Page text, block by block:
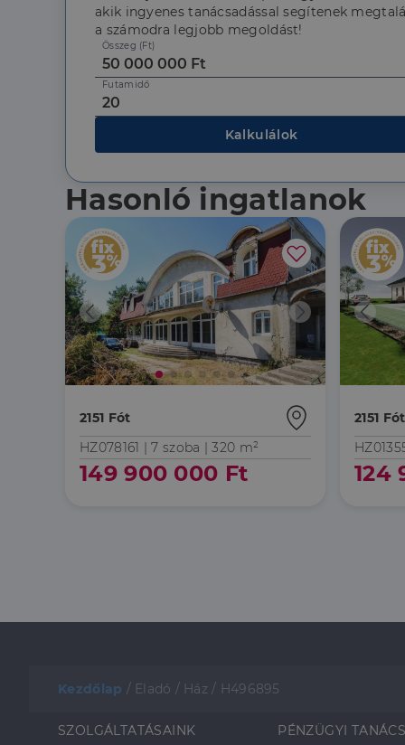
akik ingyenes tanácsadással segítenek
a számodra legjobb megoldást!
Összeg (Ft)
Futamidő
Kalkulálok
Hasonló ingatlanok
2151 Fót
HZ078161 |7 szoba | 320 m²
149 900 000 Ft
2151 Fót
124
Kezdőlap / Eladó / Ház / H496895
SZOLGÁLTATÁSAINK PÉNZÜGYI
Google
bcookie
_fbp
Meta
Inc.
.dh.hu
_gcl_au
Google
.dh.hu